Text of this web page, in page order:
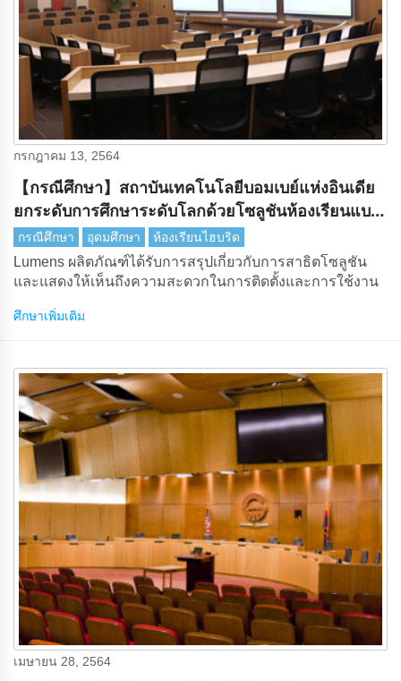
กรกฎาคม 13, 2564
【กรณีศึกษา】สถาบันเทคโนโลยีบอมเบย์แห่งอินเดีย
ยกระดับการศึกษาระดับโลกด้วยโซลูชันห้องเรียนแบบ
ไฮบริดLumens
กรณีศึกษา อุดมศึกษา ห้องเรียนไฮบริด
Lumens ผลิตภัณฑ์ได้รับการสรุปเกี่ยวกับการสาธิตโซลูชัน
และแสดงให้เห็นถึงความสะดวกในการติดตั้งและการใช้งาน
ศึกษาเพิ่มเติม
เมษายน 28, 2564